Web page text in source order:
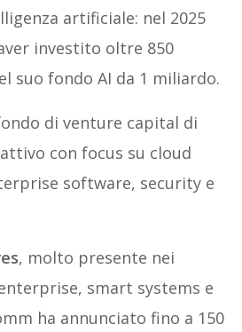
artificiale: nel 2025
investito oltre 850
suo fondo AI da 1 miliardo.
di venture capital di
con focus su cloud
software, security e
, molto presente nei
smart systems e
ha annunciato fino a 150